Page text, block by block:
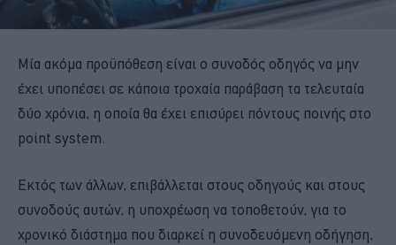
Μία ακόμα προϋπόθεση είναι ο συνοδός οδηγός να μην
έχει υποπέσει σε κάποια τροχαία παράβαση τα τελευταία
δύο χρόνια, η οποία θα έχει επισύρει πόντους ποινής στο
point system.
Εκτός των άλλων, επιβάλλεται στους οδηγούς και στους
συνοδούς αυτών, η υποχρέωση να τοποθετούν, για το
χρονικό διάστημα που διαρκεί η συνοδευόμενη οδήγηση,